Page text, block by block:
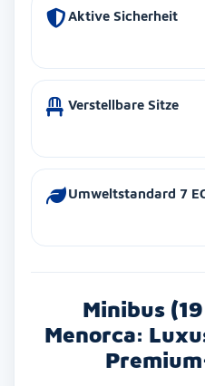
Aktive Sicherheit
Verstellbare Sitze
Umweltstandard 7
Minibus
Menorca: